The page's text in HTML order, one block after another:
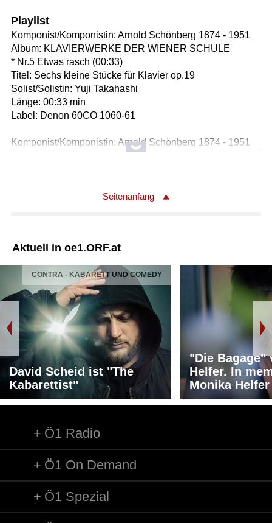
Playlist
Komponist/Komponistin: Arnold Schönberg 1874 - 1951
Album: KLAVIERWERKE DER WIENER SCHULE
* Nr.5 Etwas rasch (00:33)
Titel: Sechs kleine Stücke für Klavier op.19
Solist/Solistin: Yuji Takahashi
Länge: 00:33 min
Label: Denon 60CO 1060-61
Komponist/Komponistin: Arnold Schönberg 1874 - 1951
Vorlage: Richard Dehmel 1863 - 1920
* 23. Adagio/Takt 370 (00:03:56)
Label: Sony SMK 48464
Seitenanfang
Aktuell in oe1.ORF.at
CONTRA - KABARETT UND COMEDY
David Scheid ist "The
Kabarettist"
"Die Bagage"
Helfer. In
Monika Helfer
Ö1 Radio
Ö1 On Demand
Ö1 Spezial